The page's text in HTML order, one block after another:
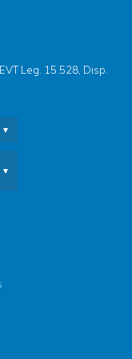
Leg. 15.528, Disp.